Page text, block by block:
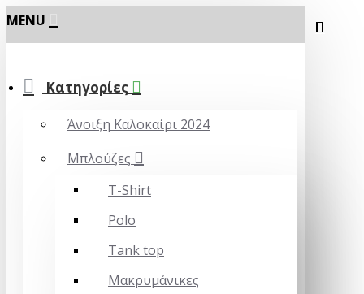
MENU
Κατηγορίες
Άνοιξη Καλοκαίρι 2024
Μπλούζες
T-Shirt
Polo
Tank top
Μακρυμάνικες